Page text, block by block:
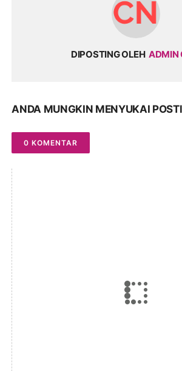
DIPOSTING OLEH ADMIN
ANDA MUNGKIN MENYUKAI
0 KOMENTAR